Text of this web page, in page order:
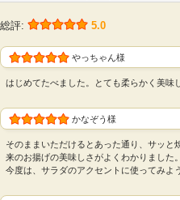
油揚げの常識を覆す「揚げ
た。
北の大豆シリーズ「きぬ練
げにはなかった柔らかさを
で、面倒な油抜きなどの下
総評: 5.0
やっちゃん様
はじめてたべました。とても柔らかく美味
かなぞう様
そのままいただけるとあった通り、サッと
来のお揚げの美味しさがよくわかりました。
今度は、サラダのアクセントに使ってみよ